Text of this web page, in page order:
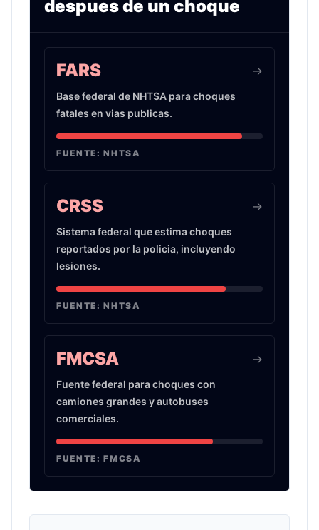
despues de un choque
FARS
Base federal de NHTSA para choques
fatales en vias publicas.
->
FUENTE:NHTSA
CRSS
Sistema federal que estima choques
reportados por la policia, incluyendo
lesiones.
->
FUENTE:NHTSA
FMCSA
Fuente federal para choques con
camiones grandes y autobuses
comerciales.
->
FUENTE:FMCSA